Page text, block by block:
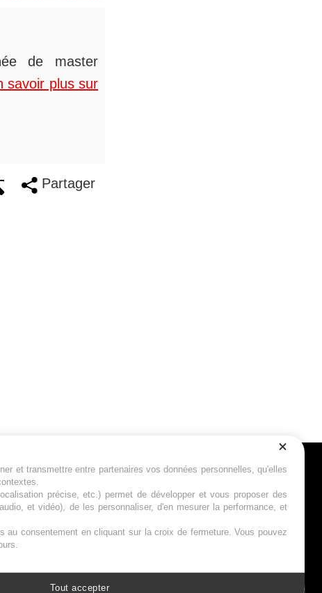
de master
savoir plus sur
Partager
Suivez-nous
et transmettre entre partenaires vos données personnelles, qu'elles
précise, etc.) permet de développer et vous proposer des
et vidéo), de les personnaliser, d'en mesurer la performance, et
consentement en cliquant sur la croix de fermeture. Vous pouvez
Tout accepter